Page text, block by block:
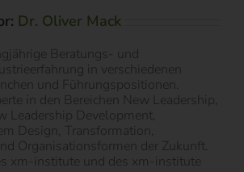
Dr. Oliver Mack
Beratungs- und
in verschiedenen
und Führungspositionen.
in den Bereichen New Leadership,
Leadership Development,
Design, Transformation,
Organisationsformen der Zukunft.
xm-institute und des xm-institute